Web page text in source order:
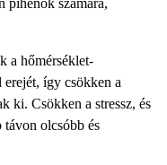
a hőmérséklet-
így csökken a
ki. Csökken a stressz, és
távon olcsóbb és